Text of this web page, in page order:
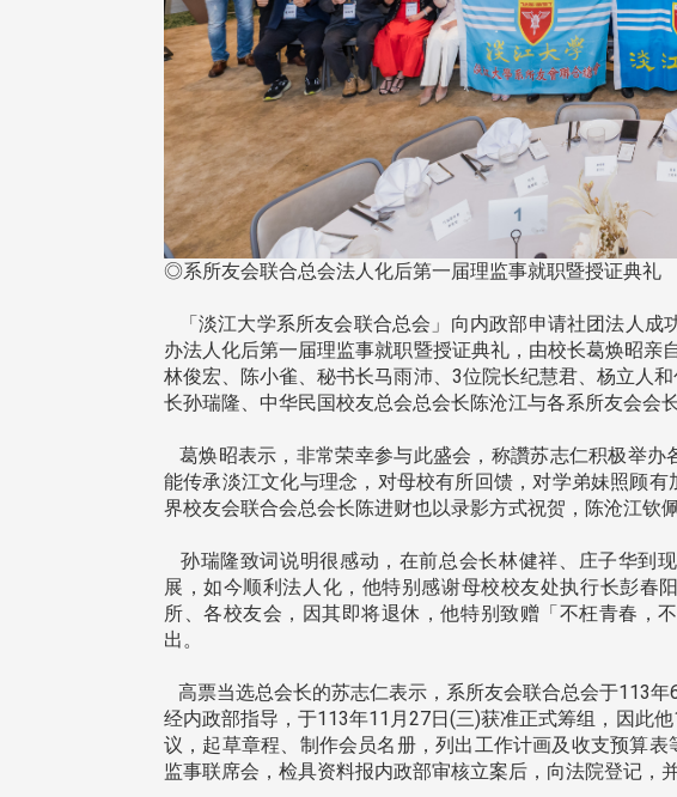
◎系所友会联合总会法人化后第一届理监事就职暨授证典礼
「淡江大学系所友会联合总会」向内政部申请社团法人成
办法人化后第一届理监事就职暨授证典礼，由校长葛焕昭亲
林俊宏、陈小雀、秘书长马雨沛、3位院长纪慧君、杨立人
长孙瑞隆、中华民国校友总会总会长陈沧江与各系所友会会
葛焕昭表示，非常荣幸参与此盛会，称讚苏志仁积极举
能传承淡江文化与理念，对母校有所回馈，对学弟妹照顾
界校友会联合会总会长陈进财也以录影方式祝贺，陈沧江钦
孙瑞隆致词说明很感动，在前总会长林健祥、庄子华到
展，如今顺利法人化，他特别感谢母校校友处执行长彭春
所、各校友会，因其即将退休，他特别致赠「不枉青春，
出。
高票当选总会长的苏志仁表示，系所友会联合总会于113
经内政部指导，于113年11月27日(三)获准正式筹组，因此
议，起草章程、制作会员名册，列出工作计画及收支预算
监事联席会，检具资料报内政部审核立案后，向法院登记，
市校友会6月份活动
市校友会于6月6日(六)举办
温明正学长与副领队吕惠玲学
台中市校友会拜会卢秀燕市
长 校友交流智慧治理凝聚向
心力
(三)举办拜会台中市政府活动。参
访团由母校战略所所长李大中、 ...
南加州校
理事会议
会长 并获
校友双年会
南加州校友
（洛侨文化
...
校友会活动 (系
日大雨阴霾下，风保系友会
3 版 校友会活动 (系
所、其他)
长叶雅琴、杜天宝学长
香港校友会前会长叶雅琴学姐与
杜天宝学长一家，于115年6月4日
3 版 校
所、其
届理事长
跨业合作协
大会于6月5